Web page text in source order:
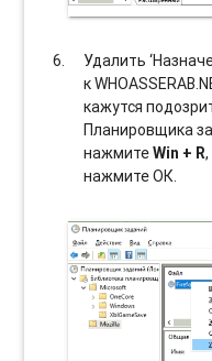
Удалить
к
кажутся
Планировщика
нажмитеWin + R
нажмите ОК.